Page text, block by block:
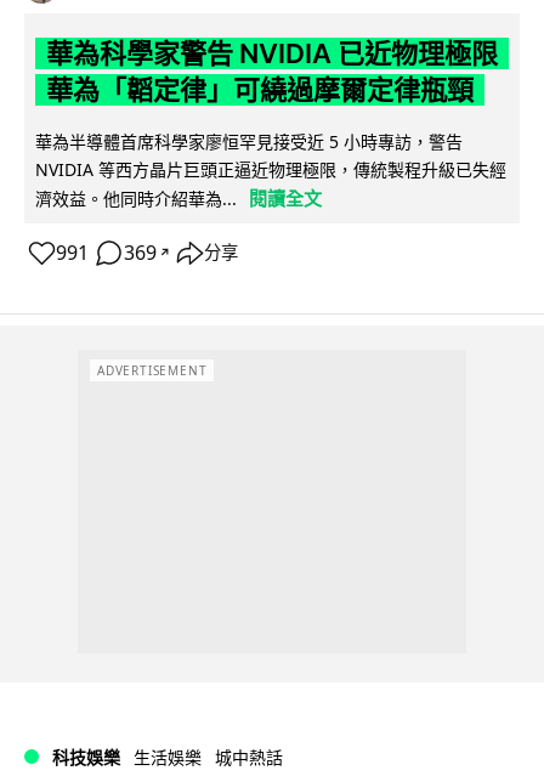
華為科學家警告 NVIDIA 已近物理極限
華為「韜定律」可繞過摩爾定律瓶頸
華為半導體首席科學家廖恒罕見接受近 5 小時專訪，警告
NVIDIA 等西方晶片巨頭正逼近物理極限，傳統製程升級已失經
濟效益。他同時介紹華為...
閱讀全文
991 369 ↗ 分享
ADVERTISEMENT
科技娛樂 生活娛樂 城中熱話